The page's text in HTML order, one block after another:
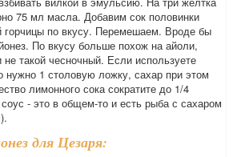
75 мл масла. Добавим сок половинки
горчицы по вкусу. Перемешаем. Вроде бы
По вкусу больше похож на айоли,
такой чесночный. Если используете
нужно 1 столовую ложку, сахар при этом
лимонного сока сократите до 1/4
- это в общем-то и есть рыба с сахаром
для Цезаря: